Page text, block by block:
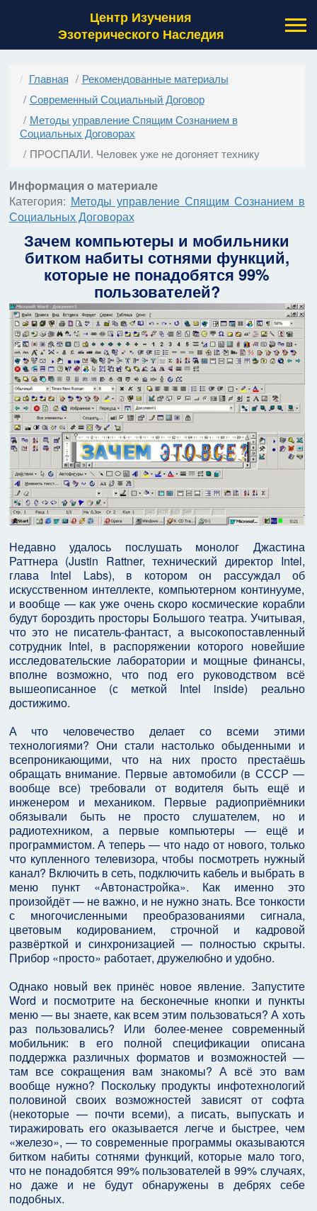
Центр Изучения
Эзотерического Наследия
Главная
Рекомендованные материалы
Современный Социальный Договор
Методы управление Спящим Сознанием в
Социальных Договорах
ПРОСПАЛИ. Человек уже не догоняет технику
Информация о материале
Категория: Методы управление Спящим Сознанием в
Социальных Договорах
Зачем компьютеры и мобильники
битком набиты сотнями функций,
которые не понадобятся 99%
пользователей?
Недавно удалось послушать монолог Джастина
Раттнера (Justin Rattner, технический директор Intel,
глава Intel Labs), в котором он рассуждал об
искусственном интеллекте, компьютерном континууме,
и вообще — как уже очень скоро космические корабли
будут бороздить просторы Большого театра. Учитывая,
что это не писатель-фантаст, а высокопоставленный
сотрудник Intel, в распоряжении которого новейшие
исследовательские лаборатории и мощные финансы,
вполне возможно, что под его руководством всё
вышеописанное (с меткой Intel inside) реально
достижимо.
А что человечество делает со всеми этими
технологиями? Они стали настолько обыденными и
всепроникающими, что на них просто престаёшь
обращать внимание. Первые автомобили (в СССР —
вообще все) требовали от водителя быть ещё и
инженером и механиком. Первые радиоприёмники
обязывали быть не просто слушателем, но и
радиотехником, а первые компьютеры — ещё и
программистом. А теперь — что надо от нового, только
что купленного телевизора, чтобы посмотреть нужный
канал? Включить в сеть, подключить кабель и выбрать в
меню пункт «Автонастройка». Как именно это
произойдёт — не важно, и не нужно знать. Все тонкости
с многочисленными преобразованиями сигнала,
цветовым кодированием, строчной и кадровой
развёрткой и синхронизацией — полностью скрыты.
Прибор «просто» работает, дружелюбно и удобно.
Однако новый век принёс новое явление. Запустите
Word и посмотрите на бесконечные кнопки и пункты
меню — вы знаете, как всем этим пользоваться? А хоть
раз пользовались? Или более-менее современный
мобильник: в его полной спецификации описана
поддержка различных форматов и возможностей —
там все сокращения вам знакомы? А всё это вам
вообще нужно? Поскольку продукты инфотехнологий
половиной своих возможностей зависят от софта
(некоторые — почти всеми), а писать, выпускать и
тиражировать его оказывается легче и быстрее, чем
«железо», — то современные программы оказываются
битком набиты сотнями функций, которые мало того,
что не понадобятся 99% пользователей в 99% случаях,
но даже и не будут обнаружены в дебрях себе
подобных.